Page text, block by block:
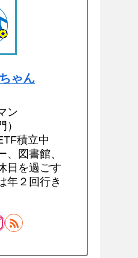
ゃん
ン
）
積立中
、図書館、
日を過ごす
年２回行き